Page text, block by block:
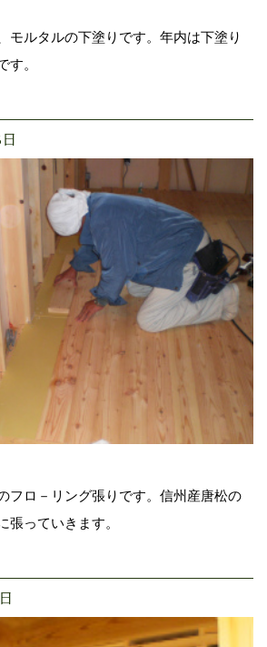
モルタルの下塗りです。年内は下塗り
す。
フロ－リング張りです。信州産唐松の
張っていきます。